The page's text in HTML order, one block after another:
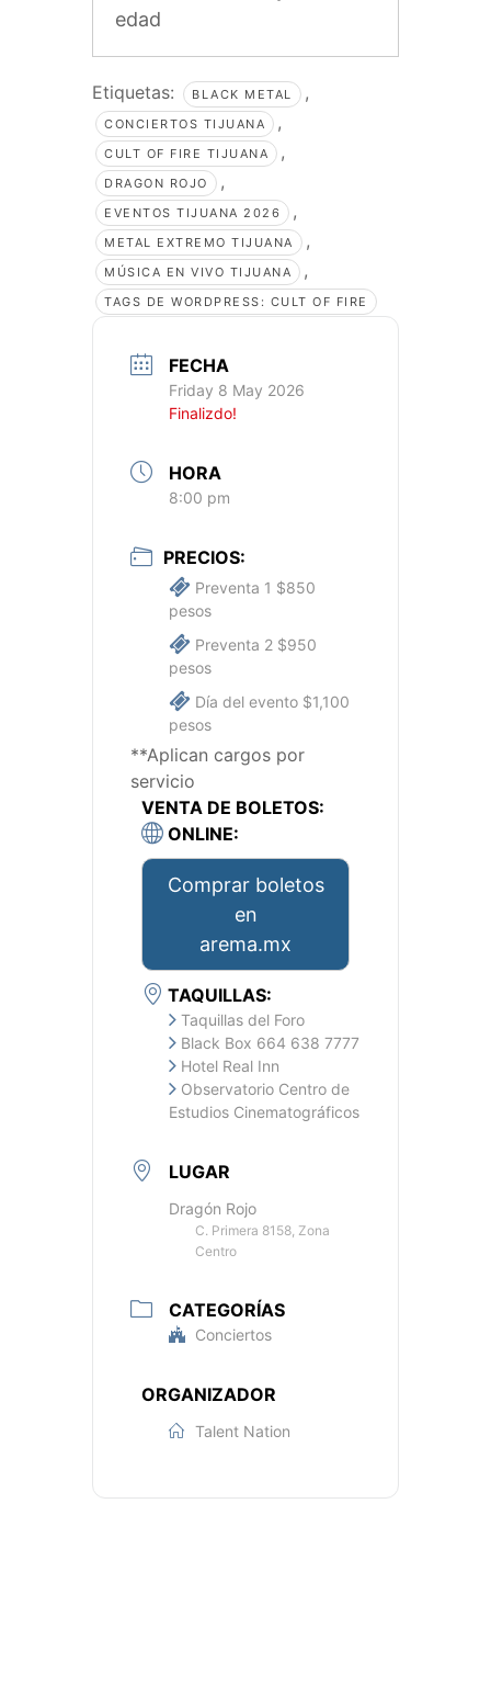
edad
Etiquetas: BLACK METAL ,
CONCIERTOS TIJUANA ,
CULT OF FIRE TIJUANA ,
DRAGON ROJO ,
EVENTOS TIJUANA 2026 ,
METAL EXTREMO TIJUANA ,
MÚSICA EN VIVO TIJUANA ,
TAGS DE WORDPRESS: CULT OF FIRE
FECHA
Friday 8 May 2026
Finalizdo!
HORA
8:00 pm
PRECIOS:
Preventa 1 $850
pesos
Preventa 2 $950
pesos
Día del evento $1,100
pesos
**Aplican cargos por
servicio
VENTA DE BOLETOS:
ONLINE:
Comprar boletos
en
arema.mx
TAQUILLAS:
Taquillas del Foro
Black Box 664 638 7777
Hotel Real Inn
Observatorio Centro de
Estudios Cinematográficos
LUGAR
Dragón Rojo
C. Primera 8158, Zona
Centro
CATEGORÍAS
Conciertos
ORGANIZADOR
Talent Nation